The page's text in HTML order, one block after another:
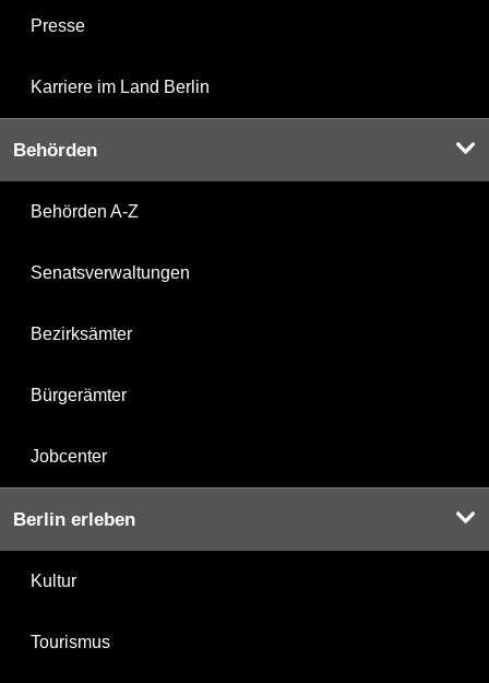
Presse
Karriere im Land Berlin
Behörden
Behörden A-Z
Senatsverwaltungen
Bezirksämter
Bürgerämter
Jobcenter
Berlin erleben
Kultur
Tourismus